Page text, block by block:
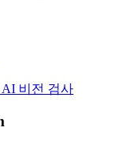
비전 검사